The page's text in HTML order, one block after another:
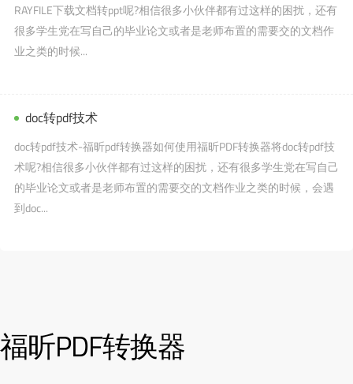
RAYFILE下载文档转ppt呢?相信很多小伙伴都有过这样的困扰，还有
很多学生党在写自己的毕业论文或者是老师布置的需要交的文档作
业之类的时候...
doc转pdf技术
doc转pdf技术-福昕pdf转换器如何使用福昕PDF转换器将doc转pdf技
术呢?相信很多小伙伴都有过这样的困扰，还有很多学生党在写自己
的毕业论文或者是老师布置的需要交的文档作业之类的时候，会遇
到doc...
福昕PDF转换器